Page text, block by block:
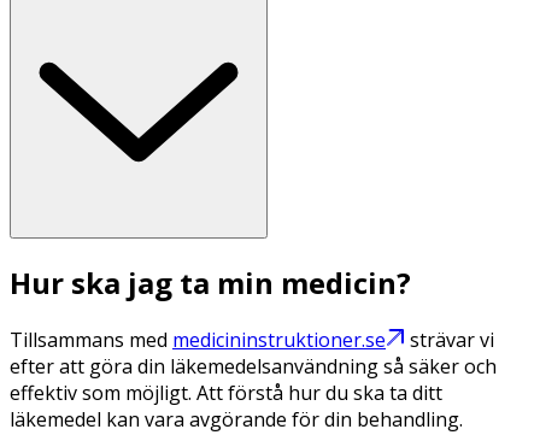
Hur ska jag ta min medicin?
Tillsammans med medicininstruktioner.se
strävar vi
efter att göra din läkemedelsanvändning så säker och
effektiv som möjligt. Att förstå hur du ska ta ditt
läkemedel kan vara avgörande för din behandling.